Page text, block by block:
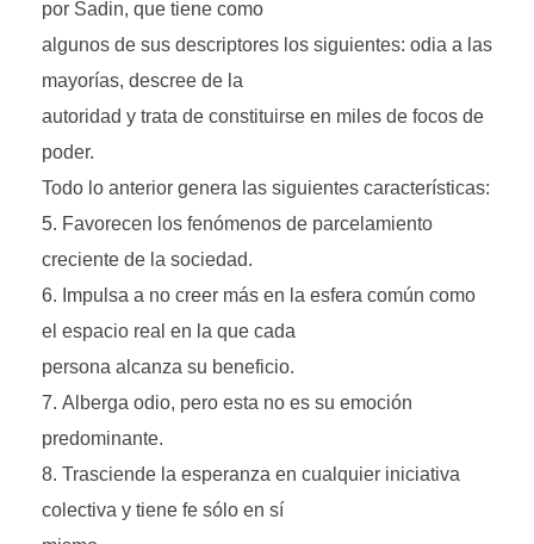
por Sadin, que tiene como
algunos de sus descriptores los siguientes: odia a las
mayorías, descree de la
autoridad y trata de constituirse en miles de focos de
poder.
Todo lo anterior genera las siguientes características:
Favorecen los fenómenos de parcelamiento
creciente de la sociedad.
Impulsa a no creer más en la esfera común como
el espacio real en la que cada
persona alcanza su beneficio.
Alberga odio, pero esta no es su emoción
predominante.
Trasciende la esperanza en cualquier iniciativa
colectiva y tiene fe sólo en sí